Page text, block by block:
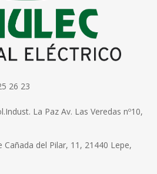
26 23
La Paz Av. Las Veredas nº10,
Cañada del Pilar, 11, 21440 Lepe,